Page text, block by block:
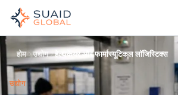
होम उद्योग हेल्थकेयर और फार्मास्यूटिकल लॉजिस्टिक्स
उद्योग